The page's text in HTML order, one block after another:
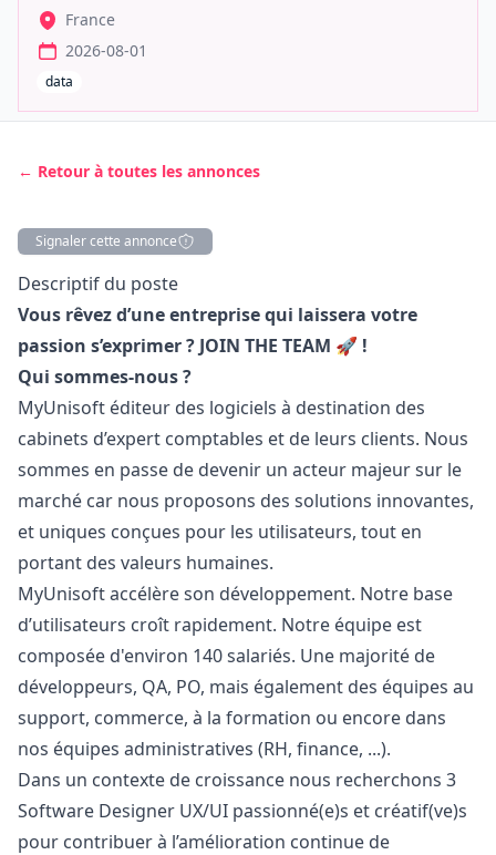
France
2026-08-01
data
← Retour à toutes les annonces
Signaler cette annonce
Description
Descriptif du poste
Vous rêvez d’une entreprise qui laissera votre
passion s’exprimer ? JOIN THE TEAM 🚀 !
Qui sommes-nous ?
MyUnisoft éditeur des logiciels à destination des
cabinets d’expert comptables et de leurs clients. Nous
sommes en passe de devenir un acteur majeur sur le
marché car nous proposons des solutions innovantes,
et uniques conçues pour les utilisateurs, tout en
portant des valeurs humaines.
MyUnisoft accélère son développement. Notre base
d’utilisateurs croît rapidement. Notre équipe est
composée d'environ 140 salariés. Une majorité de
développeurs, QA, PO, mais également des équipes au
support, commerce, à la formation ou encore dans
nos équipes administratives (RH, finance, ...).
Dans un contexte de croissance nous recherchons 3
Software Designer UX/UI passionné(e)s et créatif(ve)s
pour contribuer à l’amélioration continue de